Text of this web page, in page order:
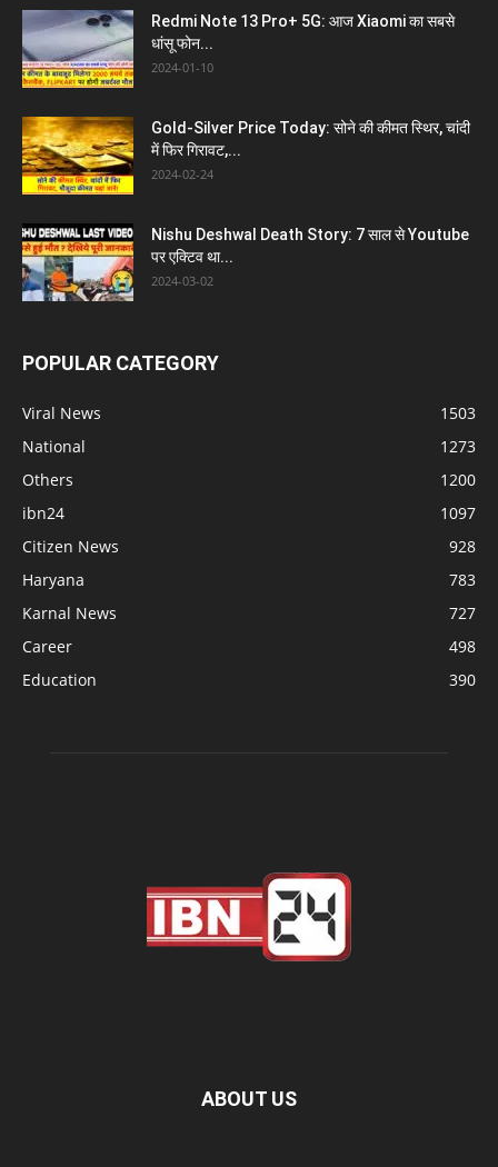
Redmi Note 13 Pro+ 5G: आज Xiaomi का सबसे
धांसू फोन...
2024-01-10
Gold-Silver Price Today: सोने की कीमत स्थिर, चांदी
में फिर गिरावट,...
2024-02-24
Nishu Deshwal Death Story: 7 साल से Youtube
पर एक्टिव था...
2024-03-02
POPULAR CATEGORY
Viral News
1503
National
1273
Others
1200
ibn24
1097
Citizen News
928
Haryana
783
Karnal News
727
Career
498
Education
390
ABOUT US